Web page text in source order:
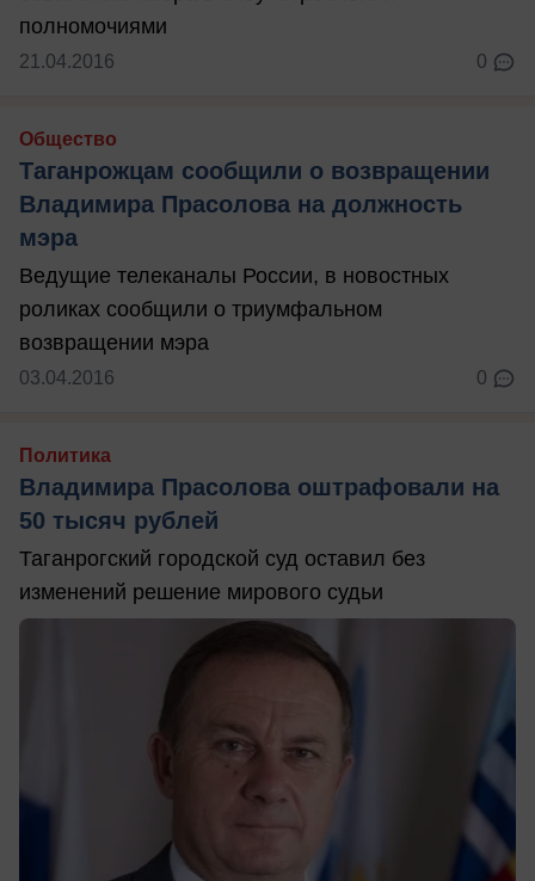
полномочиями
21.04.2016 0
Общество
Таганрожцам сообщили о возвращении
Владимира Прасолова на должность
мэра
Ведущие телеканалы России, в новостных
роликах сообщили о триумфальном
возвращении мэра
03.04.2016 0
Политика
Владимира Прасолова оштрафовали на
50 тысяч рублей
Таганрогский городской суд оставил без
изменений решение мирового судьи